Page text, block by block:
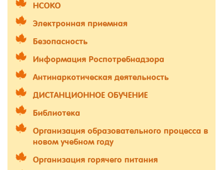
НСОКО
Электронная приемная
Безопасность
Информация Роспотребнадзора
Антинаркотическая деятельность
ДИСТАНЦИОННОЕ ОБУЧЕНИЕ
Библиотека
Организация образовательного процесса в
новом учебном году
Организация горячего питания